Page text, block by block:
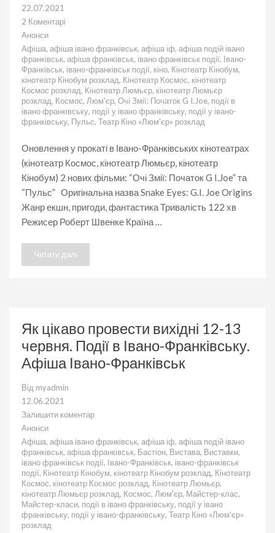
22.07.2021
2 Коментарі
до
і
“Очі
Змії:
Початок
G
I.Joe”
у
Івано-
Анонси
Афіша, афіша івано франківськ, афіша іф, афіша подій івано
франківськ, афіша франківськ, івано франківськ події, Івано-
Франківськ, івано-франківськ події, кіно, Кінотеатр Кінобум,
кінотеатр Кінобум розклад, Кінотеатр Космос, кінотеатр
Космос розклад, Кінотеатр Люмьєр, кінотеатр Люмьєр
розклад, Космос, Люм'єр, Очі Змії: Початок G I.Joe, події в
івано франківську, події у івано франківську, події у івано-
франківську, Пульс, Театр Кіно «Люм'єр» розклад
Оновлення у прокаті в Івано-Франківських кінотеатрах
(кінотеатр Космос, кінотеатр Люмьєр, кінотеатр
Кінобум) 2 нових фільми: “Очі Змії: Початок G I.Joe” та
“Пульс” Оригінальна назва Snake Eyes: G.I. Joe Origins
Жанр екшн, пригоди, фантастика Тривалість 122 хв
Режисер Роберт Швенке Країна …
Читати далі
Як цікаво провести вихідні 12-13
червня. Події в Івано-Франківську.
Афіша Івано-Франківськ
Від myadmin
12.06.2021
Залишити коментар
до
цікаво
провести
вихідні
12-
13
червня.
Події
в
Івано-
Анонси
Афіша, афіша івано франківськ, афіша іф, афіша подій івано
франківськ, афіша франківськ, Бастіон, Вистава, Виставки,
івано франківськ події, Івано-Франківськ, івано-франківськ
події, Кінотеатр Кінобум, кінотеатр Кінобум розклад, Кінотеатр
Космос, кінотеатр Космос розклад, Кінотеатр Люмьєр,
кінотеатр Люмьєр розклад, Космос, Люм'єр, Майстер-клас,
Майстер-класи, події в івано франківську, події у івано
франківську, події у івано-франківську, Театр Кіно «Люм'єр»
розклад